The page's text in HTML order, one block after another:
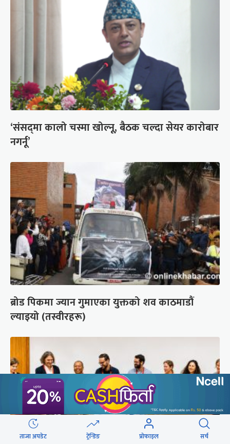
‘संसद्‍मा कालो चस्मा खोल्नू, बैठक चल्दा सेयर कारोबार
नगर्नू’
ब्रोड पिकमा ज्यान गुमाएका युक्तको शव काठमाडौं
ल्याइयो (तस्वीरहरू)
ताजा अपडेट ट्रेन्डिङ प्रोफाइल सर्च